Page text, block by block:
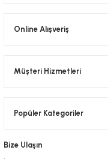
Online Alışveriş
Müşteri Hizmetleri
Popüler Kategoriler
Bize Ulaşın